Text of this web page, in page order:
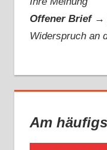
Offener Brief →
Widerspruch an
Am